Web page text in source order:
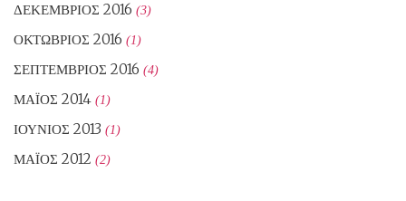
ΔΕΚΈΜΒΡΙΟΣ 2016 (3)
ΟΚΤΏΒΡΙΟΣ 2016 (1)
ΣΕΠΤΈΜΒΡΙΟΣ 2016 (4)
ΜΆΙΟΣ 2014 (1)
ΙΟΎΝΙΟΣ 2013 (1)
ΜΆΙΟΣ 2012 (2)